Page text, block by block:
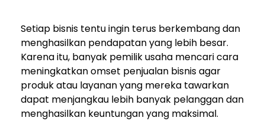
Setiap bisnis tentu ingin terus berkembang dan
menghasilkan pendapatan yang lebih besar.
Karena itu, banyak pemilik usaha mencari cara
meningkatkan omset penjualan bisnis agar
produk atau layanan yang mereka tawarkan
dapat menjangkau lebih banyak pelanggan dan
menghasilkan keuntungan yang maksimal.